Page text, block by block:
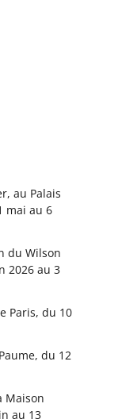
au Palais
mai au 6
du Wilson
2026 au 3
Paris, du 10
du 12
Maison
au 13